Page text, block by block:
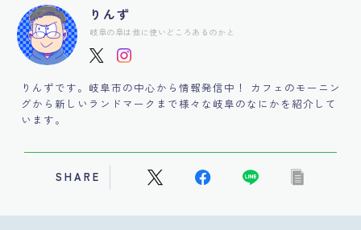
りんず
岐阜の阜は他に使いどころあるのかと
りんずです。岐阜市の中心から情報発信中！ カフェのモーニン
グから新しいランドマークまで様々な岐阜のなにかを紹介して
います。
SHARE